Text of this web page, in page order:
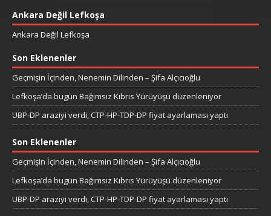
Ankara Değil Lefkoşa
Ankara Değil Lefkoşa
Son Eklenenler
Geçmişin İçinden, Nenemin Dilinden – Şifa Alçıcıoğlu
Lefkoşa’da bugün Bağımsız Kıbrıs Yürüyüşü düzenleniyor
UBP-DP araziyi verdi, CTP-HP-TDP-DP fiyat ayarlaması yaptı
Son Eklenenler
Geçmişin İçinden, Nenemin Dilinden – Şifa Alçıcıoğlu
Lefkoşa’da bugün Bağımsız Kıbrıs Yürüyüşü düzenleniyor
UBP-DP araziyi verdi, CTP-HP-TDP-DP fiyat ayarlaması yaptı